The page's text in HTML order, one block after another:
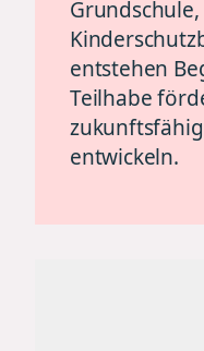
entstehen
Teilhabe
entwickeln.